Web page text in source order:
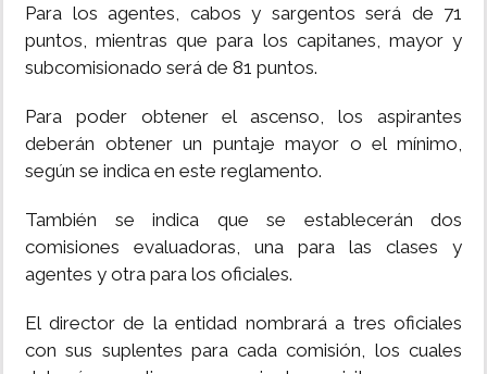
Para los agentes, cabos y sargentos será de 71
puntos, mientras que para los capitanes, mayor y
subcomisionado será de 81 puntos.
Para poder obtener el ascenso, los aspirantes
deberán obtener un puntaje mayor o el mínimo,
según se indica en este reglamento.
También se indica que se establecerán dos
comisiones evaluadoras, una para las clases y
agentes y otra para los oficiales.
El director de la entidad nombrará a tres oficiales
con sus suplentes para cada comisión, los cuales